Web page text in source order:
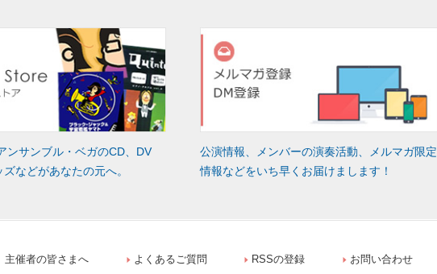
ンサンブル・ベガのCD、DV
などがあなたの元へ。
公演情報、メンバーの演奏活動、メルマガ限定
情報などをいち早くお届けまします！
主催者の皆さまへ よくあるご質問 RSSの登録 お問い合わせ